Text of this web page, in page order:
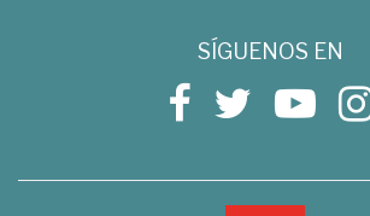
SÍGUENOS EN